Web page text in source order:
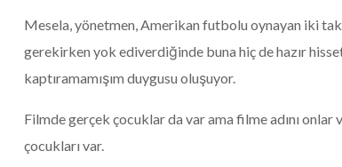
Mesela, yönetmen, Amerikan futbolu oynayan iki
gerekirken yok ediverdiğinde buna hiç de hazır
kaptıramamışım duygusu oluşuyor.
Filmde gerçek çocuklar da var ama filme adını
çocukları var.